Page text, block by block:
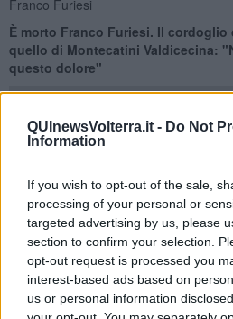
QUInewsVolterra.it - Do Not
Information
If you wish to opt-out of the sale,
processing of your personal or
targeted advertising by us, please
section to confirm your selection.
opt-out request is processed you
interest-based ads based on
us or personal information
Franco Furiesi
È morto Franco Furiesi. Il
quello di Montecatini Valdicecina:
questo dolore"
VOLTERRA —Addio a Franco
come "Anci", insegnante e punto
comunità volterrana.
"Esempio di una vita vissuta con
detto ilsindaco Giacomo Santi ,
insostituibile per la città. "Ho portato
alla moglie Mirella e ai figli Gregorio e